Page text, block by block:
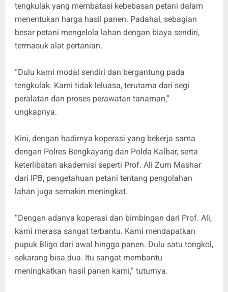
tengkulak yang membatasi kebebasan petani dalam
menentukan harga hasil panen. Padahal, sebagian
besar petani mengelola lahan dengan biaya sendiri,
termasuk alat pertanian.
“Dulu kami modal sendiri dan bergantung pada
tengkulak. Kami tidak leluasa, terutama dari segi
peralatan dan proses perawatan tanaman,”
ungkapnya.
Kini, dengan hadirnya koperasi yang bekerja sama
dengan Polres Bengkayang dan Polda Kalbar, serta
keterlibatan akademisi seperti Prof. Ali Zum Mashar
dari IPB, pengetahuan petani tentang pengolahan
lahan juga semakin meningkat.
“Dengan adanya koperasi dan bimbingan dari Prof. Ali,
kami merasa sangat terbantu. Kami mendapatkan
pupuk Bligo dari awal hingga panen. Dulu satu tongkol,
sekarang bisa dua. Itu sangat membantu
meningkatkan hasil panen kami,” tuturnya.